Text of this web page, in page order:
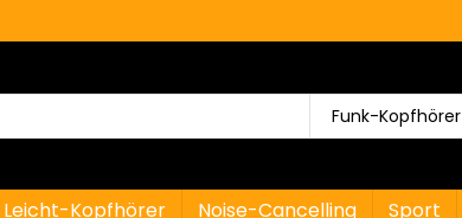
Funk-Kopfhörer
Leicht-Kopfhörer Noise-Cancelling Sport